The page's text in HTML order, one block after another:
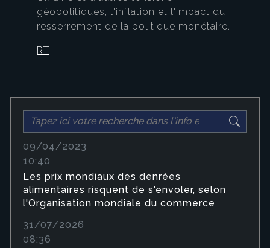
géopolitiques, l'inflation et l'impact du
resserrement de la politique monétaire.
RT
09/04/2023
10:40
Les prix mondiaux des denrées
alimentaires risquent de s'envoler, selon
l'Organisation mondiale du commerce
31/07/2026
08:36